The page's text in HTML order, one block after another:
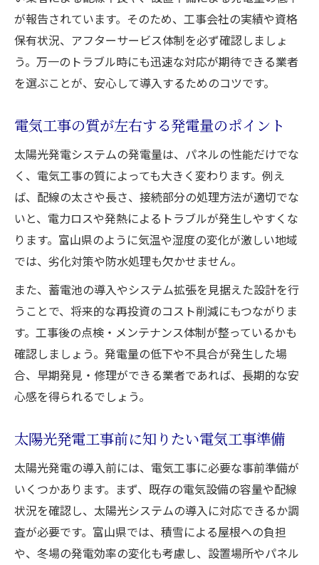
が報告されています。そのため、工事会社の実績や資格
保有状況、アフターサービス体制を必ず確認しましょ
う。万一のトラブル時にも迅速な対応が期待できる業者
を選ぶことが、安心して導入するためのコツです。
電気工事の質が左右する発電量のポイント
太陽光発電システムの発電量は、パネルの性能だけでな
く、電気工事の質によっても大きく変わります。例え
ば、配線の太さや長さ、接続部分の処理方法が適切でな
いと、電力ロスや発熱によるトラブルが発生しやすくな
ります。富山県のように気温や湿度の変化が激しい地域
では、劣化対策や防水処理も欠かせません。
また、蓄電池の導入やシステム拡張を見据えた設計を行
うことで、将来的な再投資のコスト削減にもつながりま
す。工事後の点検・メンテナンス体制が整っているかも
確認しましょう。発電量の低下や不具合が発生した場
合、早期発見・修理ができる業者であれば、長期的な安
心感を得られるでしょう。
太陽光発電工事前に知りたい電気工事準備
太陽光発電の導入前には、電気工事に必要な事前準備が
いくつかあります。まず、既存の電気設備の容量や配線
状況を確認し、太陽光システムの導入に対応できるか調
査が必要です。富山県では、積雪による屋根への負担
や、冬場の発電効率の変化も考慮し、設置場所やパネル